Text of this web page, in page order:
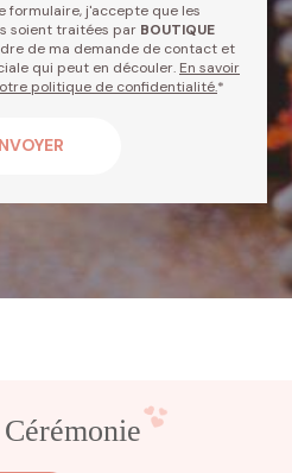
formulaire, j'accepte que les
soient traitées par BOUTIQUE
de ma demande de contact et
qui peut en découler. En savoir
politique de confidentialité.*